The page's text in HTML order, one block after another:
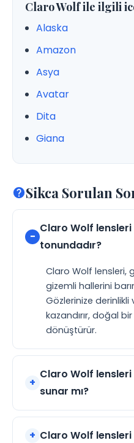
Claro Wolf ile ilgili
Alaska
Amazon
Asya
Avatar
Dita
Giana
Sikca Sorulan
Claro Wolf
tonundadır?
Claro Wolf lensleri,
gizemli hallerini
Gözlerinize
kazandırır, doğal bir
dönüştürür.
Claro Wolf
sunar mı?
Claro Wolf